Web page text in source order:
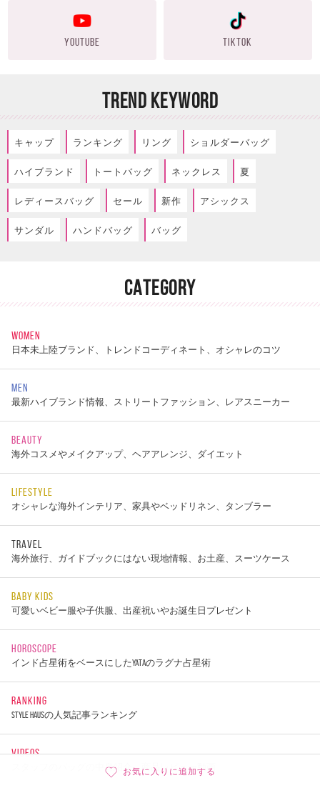
お気に入りに追加する
YOUTUBE TIKTOK
TREND KEYWORD
キャップ ランキング リング ショルダーバッグ
ハイブランド トートバッグ ネックレス 夏
レディースバッグ セール 新作 アシックス
サンダル ハンドバッグ バッグ
CATEGORY
WOMEN
日本未上陸ブランド、トレンドコーディネート、オシャレのコツ
MEN
最新ハイブランド情報、ストリートファッション、レアスニーカー
BEAUTY
海外コスメやメイクアップ、ヘアアレンジ、ダイエット
LIFESTYLE
オシャレな海外インテリア、家具やベッドリネン、タンブラー
TRAVEL
海外旅行、ガイドブックにはない現地情報、お土産、スーツケース
BABY KIDS
可愛いベビー服や子供服、出産祝いやお誕生日プレゼント
HOROSCOPE
インド占星術をベースにしたYATAのラグナ占星術
RANKING
STYLE HAUSの人気記事ランキング
VIDEOS
スタッフのバッグの中身紹介、商品レビュー動画